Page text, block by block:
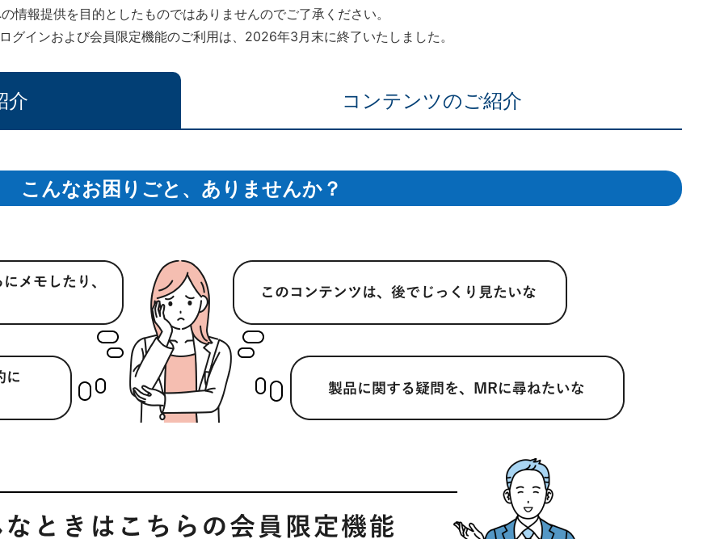
情報提供を目的としたものではありませんのでご了承ください。
インおよび会員限定機能のご利用は、2026年3月末に終了いたしました。
介 コンテンツのご紹介
こんなお困りごと、ありませんか？